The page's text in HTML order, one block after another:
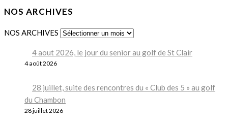
NOS ARCHIVES
NOS ARCHIVES
4 aout 2026, le jour du senior au golf de St Clair
4 août 2026
28 juillet, suite des rencontres du « Club des 5 » au golf
du Chambon
28 juillet 2026